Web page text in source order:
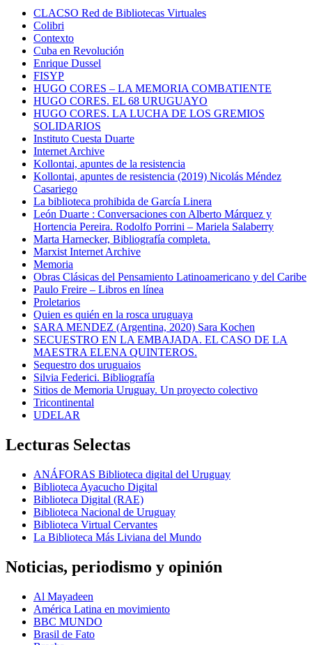
CLACSO Red de Bibliotecas Virtuales
Colibri
Contexto
Cuba en Revolución
Enrique Dussel
FISYP
HUGO CORES – LA MEMORIA COMBATIENTE
HUGO CORES. EL 68 URUGUAYO
HUGO CORES. LA LUCHA DE LOS GREMIOS
SOLIDARIOS
Instituto Cuesta Duarte
Internet Archive
Kollontai, apuntes de la resistencia
Kollontai, apuntes de resistencia (2019) Nicolás Méndez
Casariego
La biblioteca prohibida de García Linera
León Duarte : Conversaciones con Alberto Márquez y
Hortencia Pereira. Rodolfo Porrini – Mariela Salaberry
Marta Harnecker, Bibliografía completa.
Marxist Internet Archive
Memoria
Obras Clásicas del Pensamiento Latinoamericano y del Caribe
Paulo Freire – Libros en línea
Proletarios
Quien es quién en la rosca uruguaya
SARA MENDEZ (Argentina, 2020) Sara Kochen
SECUESTRO EN LA EMBAJADA. EL CASO DE LA
MAESTRA ELENA QUINTEROS.
Sequestro dos uruguaios
Silvia Federici. Bibliografía
Sitios de Memoria Uruguay. Un proyecto colectivo
Tricontinental
UDELAR
Lecturas Selectas
ANÁFORAS Biblioteca digital del Uruguay
Biblioteca Ayacucho Digital
Biblioteca Digital (RAE)
Biblioteca Nacional de Uruguay
Biblioteca Virtual Cervantes
La Biblioteca Más Liviana del Mundo
Noticias, periodismo y opinión
Al Mayadeen
América Latina en movimiento
BBC MUNDO
Brasil de Fato